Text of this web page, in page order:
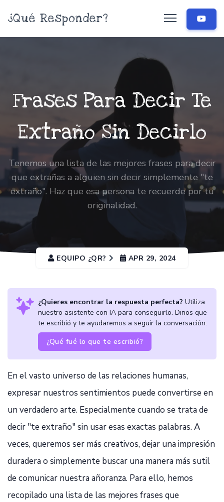
¿Qué Responder?
Frases Para Decir Te
Extraño Sin Decirlo
Tenemos una lista de las mejores frases para decir
que extrañas a alguien sin decir simplemente "te
extraño". Haz que esa persona te recuerde por tu
originalidad.
EQUIPO ¿QR? APR 29, 2024
¿Quieres encontrar la respuesta perfecta? Utiliza
nuestro asistente con IA para conseguirlo. Dinos que
te escribió y te ayudaremos a seguir la conversación.
¿Qué fué lo que te escribió?
En el vasto universo de las relaciones humanas,
expresar nuestros sentimientos puede convertirse en
un verdadero arte. Especialmente cuando se trata de
decir "te extraño" sin usar esas exactas palabras. A
veces, queremos ser más creativos, dejar una impresión
duradera o simplemente buscar una manera más sutil
de comunicar nuestra añoranza. Para ello, hemos
recopilado una lista de las mejores frases que